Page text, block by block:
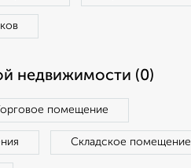
недвижимости (0)
Торговое помещение
Складское помещение